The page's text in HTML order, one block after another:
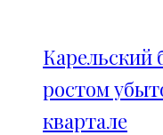
Карельский
ростом
квартале